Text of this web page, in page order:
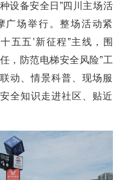
备安全日”四川主场活
广场举行。整场活动紧
五五’新征程”主线，围
，防范电梯安全风险”工
动、情景科普、现场服
全知识走进社区、贴近